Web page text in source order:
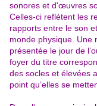
sonores et d'œuvres
Celles-ci reflètent les
rapports entre le son
monde physique. Une
présentée le jour de
foyer du titre
des socles et élevées
point qu’elles se